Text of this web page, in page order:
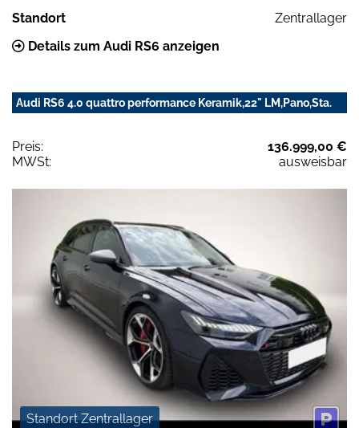
Standort
Zentrallager
Details zum Audi RS6 anzeigen
Audi RS6 4.0 quattro performance Keramik,22" LM,Pano,Sta.
Preis:
136.999,00 €
MWSt:
ausweisbar
Standort Zentrallager